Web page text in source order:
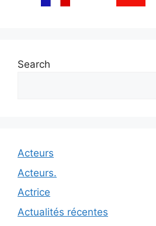
Search
Acteurs
Acteurs.
Actrice
Actualités récentes